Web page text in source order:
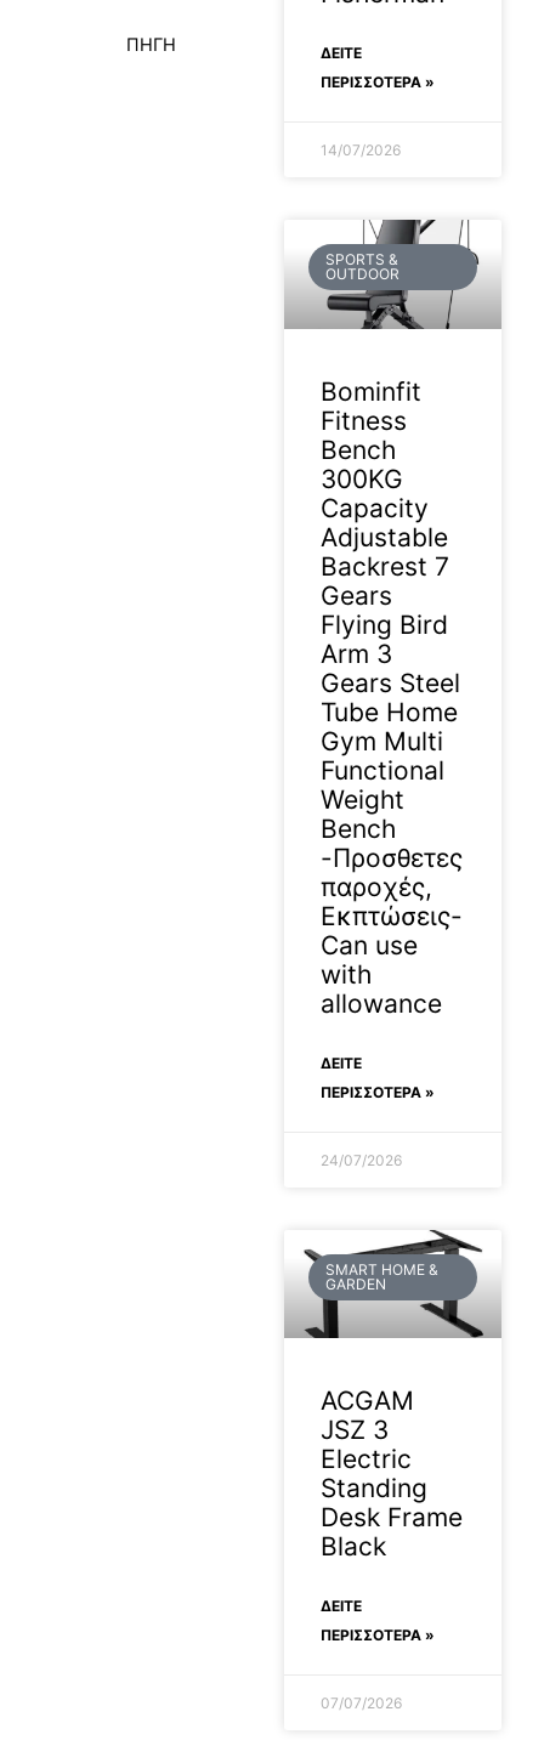
ΠΗΓΗ
ΔΕΊΤΕ
ΠΕΡΙΣΣΟΤΕΡΑ »
14/07/2026
SPORTS &
OUTDOOR
Bominfit
Fitness
Bench
300KG
Capacity
Adjustable
Backrest 7
Gears
Flying Bird
Arm 3
Gears Steel
Tube Home
Gym Multi
Functional
Weight
Bench
-Προσθετες
παροχές,
Εκπτώσεις-
Can use
with
allowance
ΔΕΊΤΕ
ΠΕΡΙΣΣΟΤΕΡΑ »
24/07/2026
SMART HOME &
GARDEN
ACGAM
JSZ 3
Electric
Standing
Desk Frame
Black
ΔΕΊΤΕ
ΠΕΡΙΣΣΟΤΕΡΑ »
07/07/2026